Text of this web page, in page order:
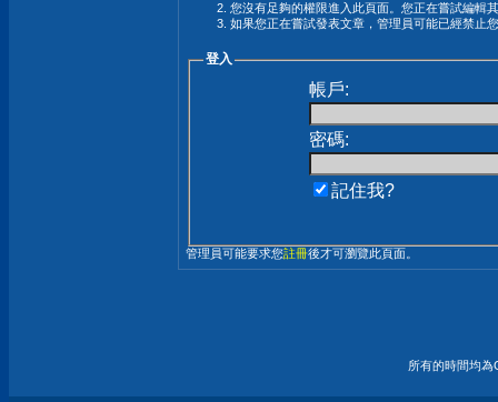
您沒有足夠的權限進入此頁面。您正在嘗試編輯
如果您正在嘗試發表文章，管理員可能已經禁止
登入
帳戶:
密碼:
記住我?
管理員可能要求您註冊後才可瀏覽此頁面。
所有的時間均為